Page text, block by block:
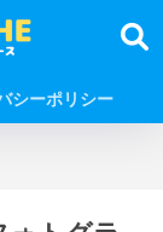
シーポリシー